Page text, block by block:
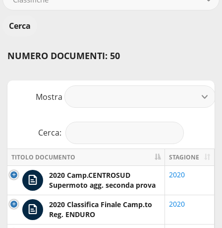
NUMERO DOCUMENTI: 50
Mostra
Cerca:
TITOLO DOCUMENTO STAGIONE
2020 Camp.CENTROSUD
Supermoto agg. seconda prova
2020
2020 Classifica Finale Camp.to
Reg. ENDURO
2020